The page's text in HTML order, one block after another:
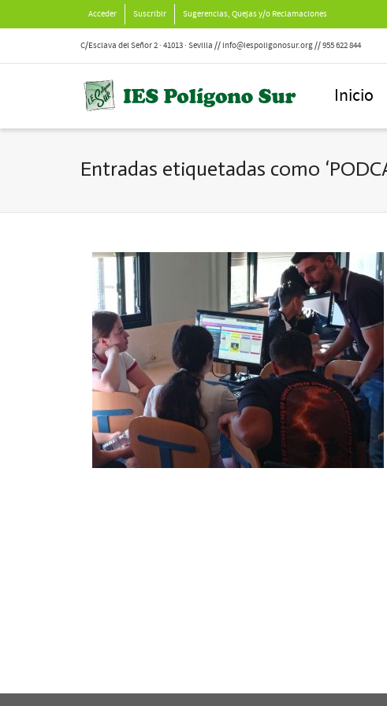
Acceder Suscribir Sugerencias, Quejas y/o Reclamaciones
C/Esclava del Señor 2 · 41013 · Sevilla // info@iespoligonosur.org // 955 622 844
Inicio
Entradas etiquetadas como